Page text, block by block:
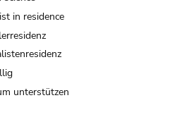
in residence
unterstützen